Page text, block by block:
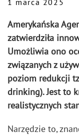
1 marca 2025
Amerykańska
zatwierdziła
Umożliwia ono
związanych z
poziom redukcji
drinking). Jest to
realistycznych
Narzędzie to,